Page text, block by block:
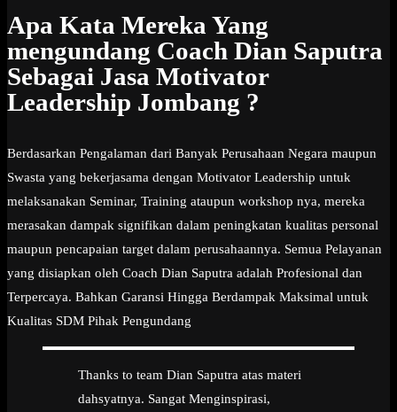
Apa Kata Mereka Yang
mengundang Coach Dian Saputra
Sebagai Jasa Motivator
Leadership Jombang ?
Berdasarkan Pengalaman dari Banyak Perusahaan Negara maupun
Swasta yang bekerjasama dengan Motivator Leadership untuk
melaksanakan Seminar, Training ataupun workshop nya, mereka
merasakan dampak signifikan dalam peningkatan kualitas personal
maupun pencapaian target dalam perusahaannya. Semua Pelayanan
yang disiapkan oleh Coach Dian Saputra adalah Profesional dan
Terpercaya. Bahkan Garansi Hingga Berdampak Maksimal untuk
Kualitas SDM Pihak Pengundang
Thanks to team Dian Saputra atas materi
dahsyatnya. Sangat Menginspirasi,